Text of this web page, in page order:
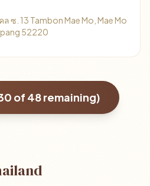
ซ. 13 Tambon Mae Mo, Mae Mo
52220
of 48remaining)